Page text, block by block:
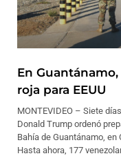
En
roja para EEUU
MONTEVIDEO – Siete
Donald Trump ordenó
Bahía de Guantánamo, en
Hasta ahora, 177